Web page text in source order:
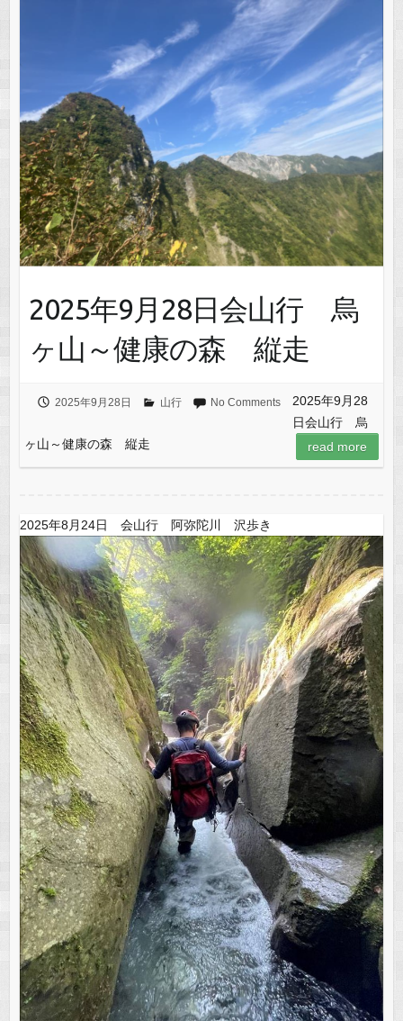
2025年9月28日会山行 烏
ヶ山～健康の森 縦走
2025年9月28日 山行 No Comments
2025年9月28
日会山行 烏
ヶ山～健康の森 縦走
read more
2025年8月24日 会山行 阿弥陀川 沢歩き